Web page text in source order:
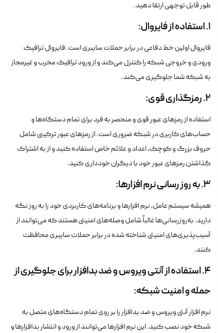
طور قابل توجهی ارتقا دهید.
1. استفاده از فایروال:
فایروال اولین خط دفاعی در برابر حملات سایبری است. فایروال ترافیک
ورودی و خروجی شبکه را کنترل می‌کند و از ورود ترافیک مخرب و غیرمجاز
به شبکه شما جلوگیری می‌کند.
2. رمزگذاری قوی:
استفاده از رمزهای عبور قوی و منحصر به فرد برای تمام دستگاه‌ها و
حساب‌های کاربری در شبکه ضروری است. از رمزهای عبور ترکیبی شامل
حروف بزرگ و کوچک، اعداد و علائم خاص استفاده کنید و از به اشتراک
گذاشتن رمزهای عبور خود با دیگران خودداری کنید.
3. به روز رسانی نرم افزارها:
همیشه سیستم عامل، نرم افزارها و برنامه‌های کاربردی خود را به روز نگه
دارید. به‌روزرسانی‌ها غالباً شامل وصله‌های امنیتی هستند که می‌توانند از
آسیب‌پذیری‌های امنیتی شناخته شده در برابر حملات سایبری محافظت
کنند.
4. استفاده از آنتی ویروس و ضد بدافزار برای جلوگیری از
حمله و امنیت شبکه:
نرم افزار آنتی ویروس و ضد بدافزار را بر روی تمام دستگاه‌های متصل به
شبکه خود نصب کنید. این نرم افزارها می‌توانند از ورود و انتشار بدافزارها و